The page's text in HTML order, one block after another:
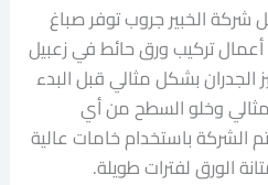
شركة الخبير جروب توفر صباغ
أعمال تركيب ورق حائط في زعبيل
الجدران بشكل مثالي قبل البدء
وخلو السطح من أي
الشركة باستخدام خامات عالية
الورق لفترات طويلة.